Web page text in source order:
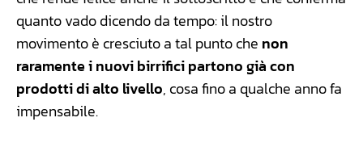
quanto vado dicendo da tempo: il nostro
movimento è cresciuto a tal punto che non
raramente i nuovi birrifici partono già con
prodotti di alto livello, cosa fino a qualche anno fa
impensabile.